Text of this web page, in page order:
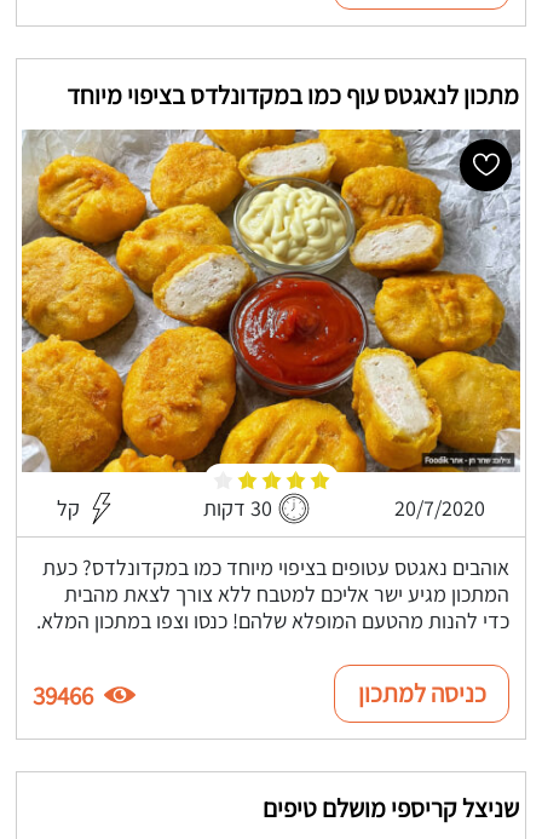
מתכון לנאגטס עוף כמו במקדונלדס בציפוי מיוחד
20/7/2020 30 דקות קל
אוהבים נאגטס עטופים בציפוי מיוחד כמו במקדונלדס? כעת
המתכון מגיע ישר אליכם למטבח ללא צורך לצאת מהבית
כדי להנות מהטעם המופלא שלהם! כנסו וצפו במתכון המלא.
כניסה למתכון 39466
שניצל קריספי מושלם טיפים